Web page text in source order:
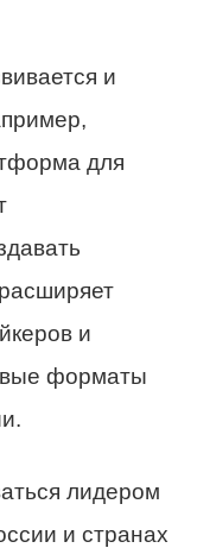
и
для
и
форматы
лидером
и странах